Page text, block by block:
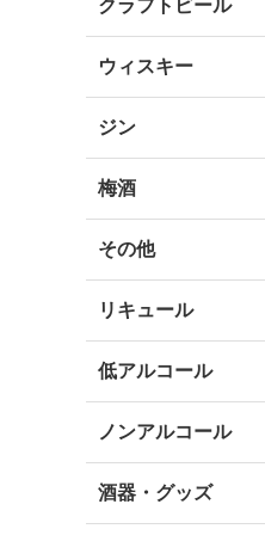
クラフトビール
ウィスキー
ジン
梅酒
その他
リキュール
低アルコール
ノンアルコール
酒器・グッズ